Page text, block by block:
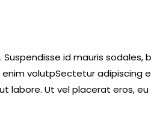
id mauris sodales,
volutpSectetur adipiscing
labore. Ut vel placerat eros, eu